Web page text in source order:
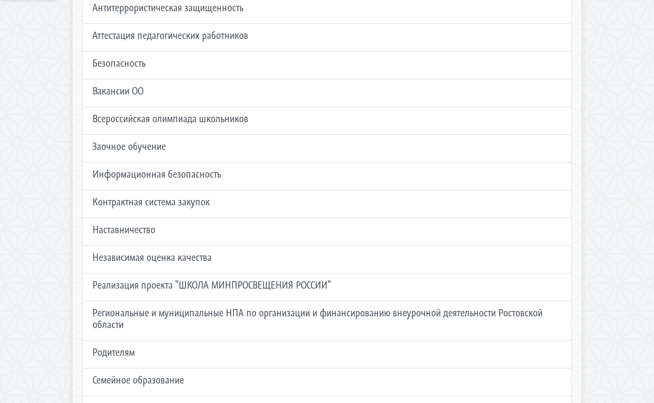
Антитеррористическая защищенность
Аттестация педагогических работников
Безопасность
Вакансии ОО
Всероссийская олимпиада школьников
Заочное обучение
Информационная безопасность
Контрактная система закупок
Наставничество
Независимая оценка качества
Реализация проекта "ШКОЛА МИНПРОСВЕЩЕНИЯ РОССИИ"
Региональные и муниципальные НПА по организации и финансированию внеурочной деятельности Ростовской
области
Родителям
Семейное образование